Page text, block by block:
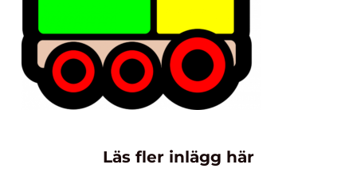
Läs fler inlägg här